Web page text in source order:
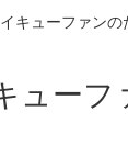
キューファンの
ューフ